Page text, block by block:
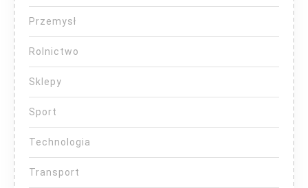
Przemysł
Rolnictwo
Sklepy
Sport
Technologia
Transport